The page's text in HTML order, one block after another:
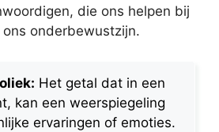
die ons helpen bij
onderbewustzijn.
Het getal dat in een
kan een weerspiegeling
ervaringen of emoties.